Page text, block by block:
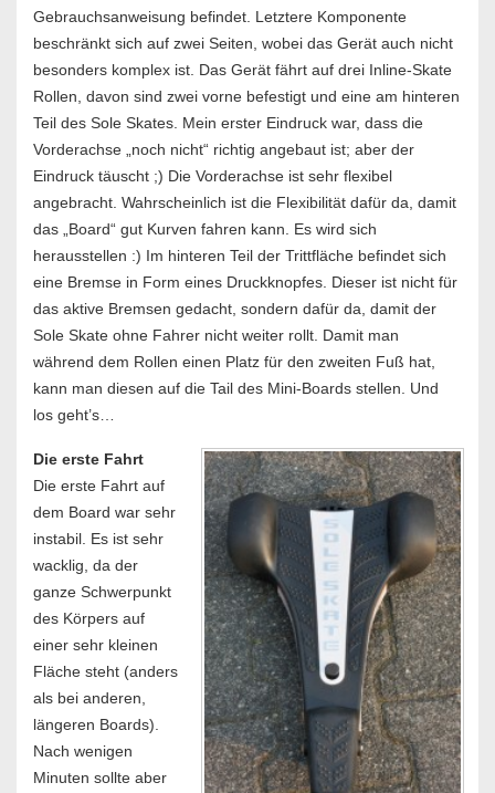
Gebrauchsanweisung befindet. Letztere Komponente
beschränkt sich auf zwei Seiten, wobei das Gerät auch nicht
besonders komplex ist. Das Gerät fährt auf drei Inline-Skate
Rollen, davon sind zwei vorne befestigt und eine am hinteren
Teil des Sole Skates. Mein erster Eindruck war, dass die
Vorderachse „noch nicht“ richtig angebaut ist; aber der
Eindruck täuscht ;) Die Vorderachse ist sehr flexibel
angebracht. Wahrscheinlich ist die Flexibilität dafür da, damit
das „Board“ gut Kurven fahren kann. Es wird sich
herausstellen :) Im hinteren Teil der Trittfläche befindet sich
eine Bremse in Form eines Druckknopfes. Dieser ist nicht für
das aktive Bremsen gedacht, sondern dafür da, damit der
Sole Skate ohne Fahrer nicht weiter rollt. Damit man
während dem Rollen einen Platz für den zweiten Fuß hat,
kann man diesen auf die Tail des Mini-Boards stellen. Und
los geht’s…
Die erste Fahrt
Die erste Fahrt auf
dem Board war sehr
instabil. Es ist sehr
wacklig, da der
ganze Schwerpunkt
des Körpers auf
einer sehr kleinen
Fläche steht (anders
als bei anderen,
längeren Boards).
Nach wenigen
Minuten sollte aber